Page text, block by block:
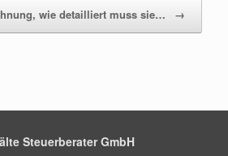
wie detailliert muss sie… →
Steuerberater GmbH